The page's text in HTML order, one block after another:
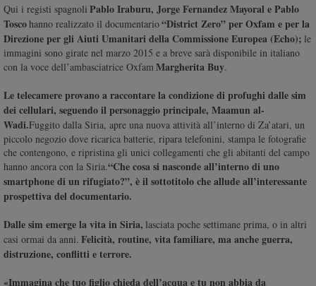
Creato
Volontariato
Diritti
Aziende
valore
Caso
della
settimana
Migranti
Diversità
Costume
Cultura
spettacoli
Qui i registi spagnoli Pablo Iraburu, Jorge Fernandez Mayoral e Pablo
Toscohanno realizzato il documentario“District Zero” per Oxfam e per la
Direzione per gli Aiuti Umanitari della Commissione Europea (Echo); le
immagini sono girate nel marzo 2015 e a breve sarà disponibile in italiano
con la voce dell’ambasciatrice Oxfam Margherita Buy.
Le telecamere provano a raccontare la condizione di profughi dalle sim
dei cellulari, seguendo il personaggio principale, Maamun al-
Wadi.Fuggito dalla Siria, apre una nuova attività all’interno di Za’atari, un
piccolo negozio dove ricarica batterie, ripara telefonini, stampa le fotografie
che contengono, e ripristina gli unici collegamenti che gli abitanti del campo
hanno ancora con la Siria.“Che cosa si nasconde all’interno di uno
smartphone di un rifugiato?”, è il sottotitolo che allude all’interessante
prospettiva del documentario.
Dalle sim emerge la vita in Siria, lasciata poche settimane prima, o in altri
casi ormai da anni. Felicità, routine, vita familiare, ma anche guerra,
distruzione, conflitti e terrore.
«Immagina che tuo figlio chieda dell’acqua e tu non abbia da